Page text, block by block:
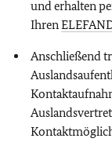
und erhalten
Ihren
Anschließend